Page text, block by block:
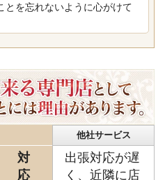
とを忘れないように心がけて
他社サービス
対
応
出張対応が遅
く、近隣に店